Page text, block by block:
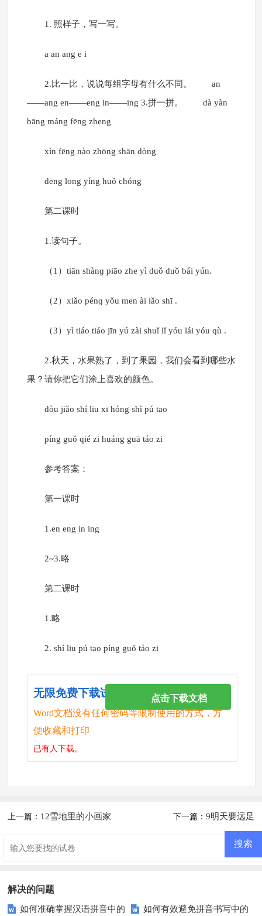
1. 照样子，写一写。
a an ang e i
2.比一比，说说每组字母有什么不同。 an
——ang en——eng in——ing 3.拼一拼。 dà yàn
bāng máng fēng zheng
xìn fēng nào zhōng shān dòng
dēng long yíng huǒ chóng
第二课时
1.读句子。
（1）tiān shànɡ piāo zhe yì duǒ duǒ bái yún.
（2）xiǎo pénɡ yǒu men ài lǎo shī .
（3）yì tiáo tiáo jīn yú zài shuǐ lǐ yóu lái yóu qù .
2.秋天，水果熟了，到了果园，我们会看到哪些水
果？请你把它们涂上喜欢的颜色。
dòu jiǎo shí liu xī hóng shì pú tao
píng guǒ qié zi huáng guā táo zi
参考答案：
第一课时
1.en eng in ing
2~3.略
第二课时
1.略
2. shí liu pú tao píng guǒ táo zi
无限免费下载试卷
Word文档没有任何密码等限制使用的方式，方
便收藏和打印
已有人下载。
点击下载文档
上一篇： 12雪地里的小画家 下一篇： 9明天要远足
解决的问题
如何准确掌握汉语拼音中的
如何有效避免拼音书写中的